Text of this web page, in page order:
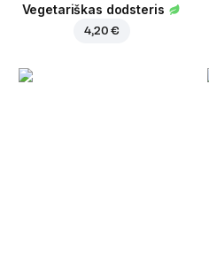
Vegetariškas dodsteris
4,20 €